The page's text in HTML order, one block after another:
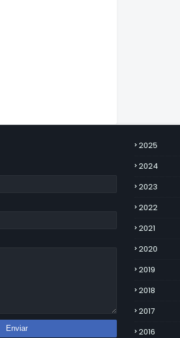
2025
2024
2023
2022
2021
2020
2019
2018
2017
2016